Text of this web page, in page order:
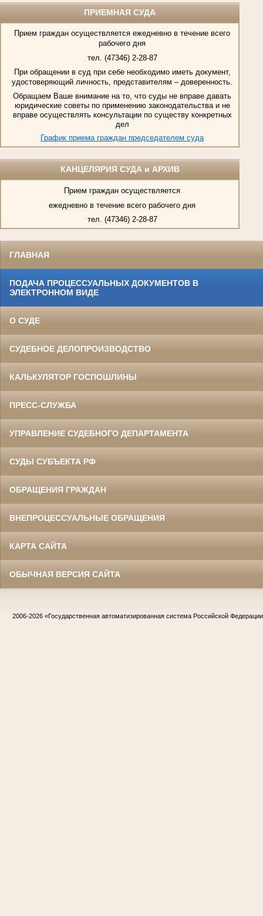
ПРИЕМНАЯ СУДА
Прием граждан осуществляется ежедневно в течение всего
рабочего дня
тел. (47346) 2-28-87
При обращении в суд при себе необходимо иметь документ,
удостоверяющий личность, представителям – доверенность.
Обращаем Ваше внимание на то, что суды не вправе давать
юридические советы по применению законодательства и не
вправе осуществлять консультации по существу конкретных
дел
График приема граждан председателем суда
КАНЦЕЛЯРИЯ СУДА и АРХИВ
Прием граждан осуществляется
ежедневно в течение всего рабочего дня
тел. (47346) 2-28-87
ГЛАВНАЯ
ПОДАЧА ПРОЦЕССУАЛЬНЫХ ДОКУМЕНТОВ В
ЭЛЕКТРОННОМ ВИДЕ
О СУДЕ
СУДЕБНОЕ ДЕЛОПРОИЗВОДСТВО
КАЛЬКУЛЯТОР ГОСПОШЛИНЫ
ПРЕСС-СЛУЖБА
УПРАВЛЕНИЕ СУДЕБНОГО ДЕПАРТАМЕНТА
СУДЫ СУБЪЕКТА РФ
ОБРАЩЕНИЯ ГРАЖДАН
ВНЕПРОЦЕССУАЛЬНЫЕ ОБРАЩЕНИЯ
КАРТА САЙТА
ОБЫЧНАЯ ВЕРСИЯ САЙТА
2006-2026 «Государственная автоматизированная система Российской